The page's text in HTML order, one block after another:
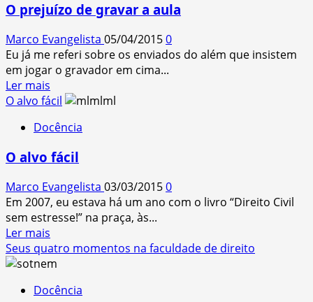
professor
O prejuízo de gravar a aula
Marco Evangelista 05/04/20150
Eu já me referi sobre os enviados do além que insistem
em jogar o gravador em cima...
Ler mais
more
O
de
a
aula
O alvo fácil
Docência
O alvo fácil
Marco Evangelista 03/03/20150
Em 2007, eu estava há um ano com o livro “Direito Civil
sem estresse!” na praça, às...
Ler mais
more
about
alvo
Seus quatro momentos na faculdade de direito
Docência